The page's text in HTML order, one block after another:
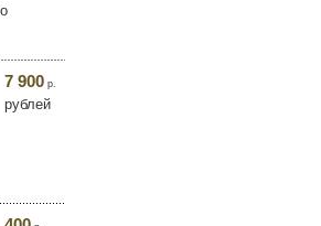
7 900 р.
рублей